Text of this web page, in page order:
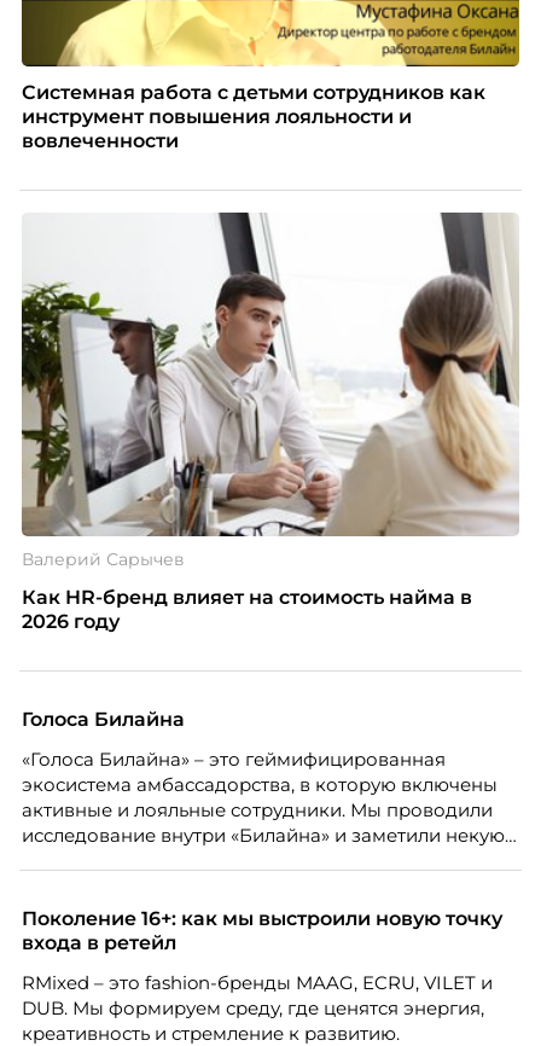
Системная работа с детьми сотрудников как
инструмент повышения лояльности и
вовлеченности
Валерий Сарычев
Как HR-бренд влияет на стоимость найма в
2026 году
Голоса Билайна
«Голоса Билайна» – это геймифицированная
экосистема амбассадорства, в которую включены
активные и лояльные сотрудники. Мы проводили
исследование внутри «Билайна» и заметили некую
благодарности и публичного признания.
Поколение 16+: как мы выстроили новую точку
входа в ретейл
RMixed – это fashion-бренды MAAG, ECRU, VILET и
DUB. Мы формируем среду, где ценятся энергия,
креативность и стремление к развитию.